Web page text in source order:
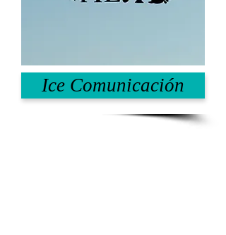
Ice Comunicación